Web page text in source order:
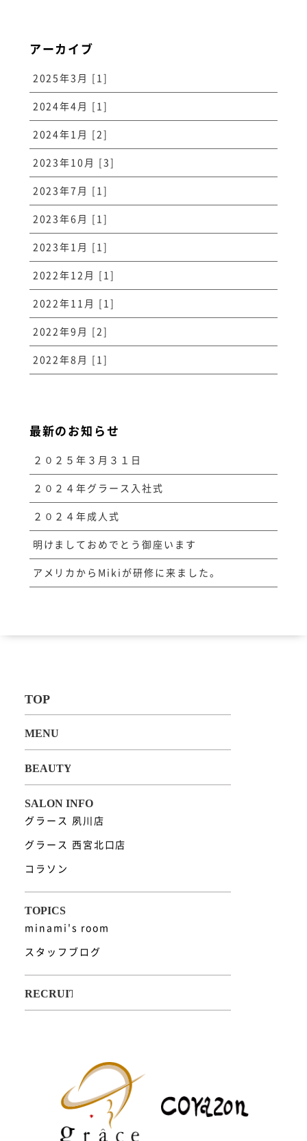
アーカイブ
2025年3月 [1]
2024年4月 [1]
2024年1月 [2]
2023年10月 [3]
2023年7月 [1]
2023年6月 [1]
2023年1月 [1]
2022年12月 [1]
2022年11月 [1]
2022年9月 [2]
2022年8月 [1]
最新のお知らせ
２０２５年３月３１日
２０２４年グラース入社式
２０２４年成人式
明けましておめでとう御座います
アメリカからMikiが研修に来ました。
グラース 夙川店
グラース 西宮北口店
コラソン
minami's room
スタッフブログ